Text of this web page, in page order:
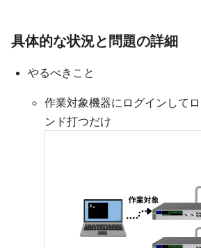
具体的な状況と問題の詳細
やるべきこと
作業対象機器にログインして
ンド打つだけ